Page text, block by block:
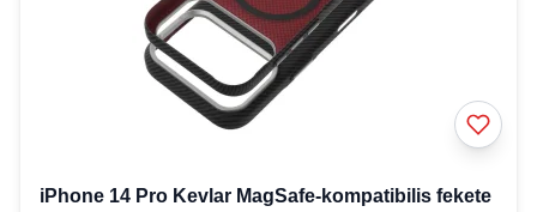
iPhone 14 Pro Kevlar MagSafe-kompatibilis fekete